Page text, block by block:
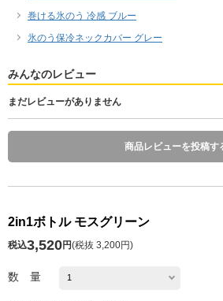
巻ける氷のう 冷感 ブルー
氷のう保冷ネックカバー グレー
みんなのレビュー
まだレビューがありません
商品レビューを投稿す
2in1ボトル モスグリーン
税込3,520円(税抜 3,200円)
数 量